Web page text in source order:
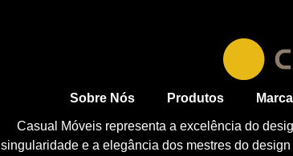
Sobre Nós Produtos
Casual Móveis representa a excelência do
singularidade e a elegância dos mestres do